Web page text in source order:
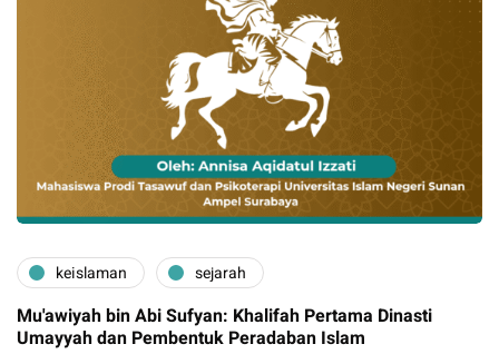
keislaman sejarah
Mu'awiyah bin Abi Sufyan: Khalifah Pertama Dinasti
Umayyah dan Pembentuk Peradaban Islam